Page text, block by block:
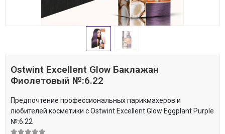
Ostwint Excellent Glow Баклажан
Фиолетовый №:6.22
Предпочтение профессиональных парикмахеров и
любителей косметики с Ostwint Excellent Glow Eggplant Purple
№:6.22